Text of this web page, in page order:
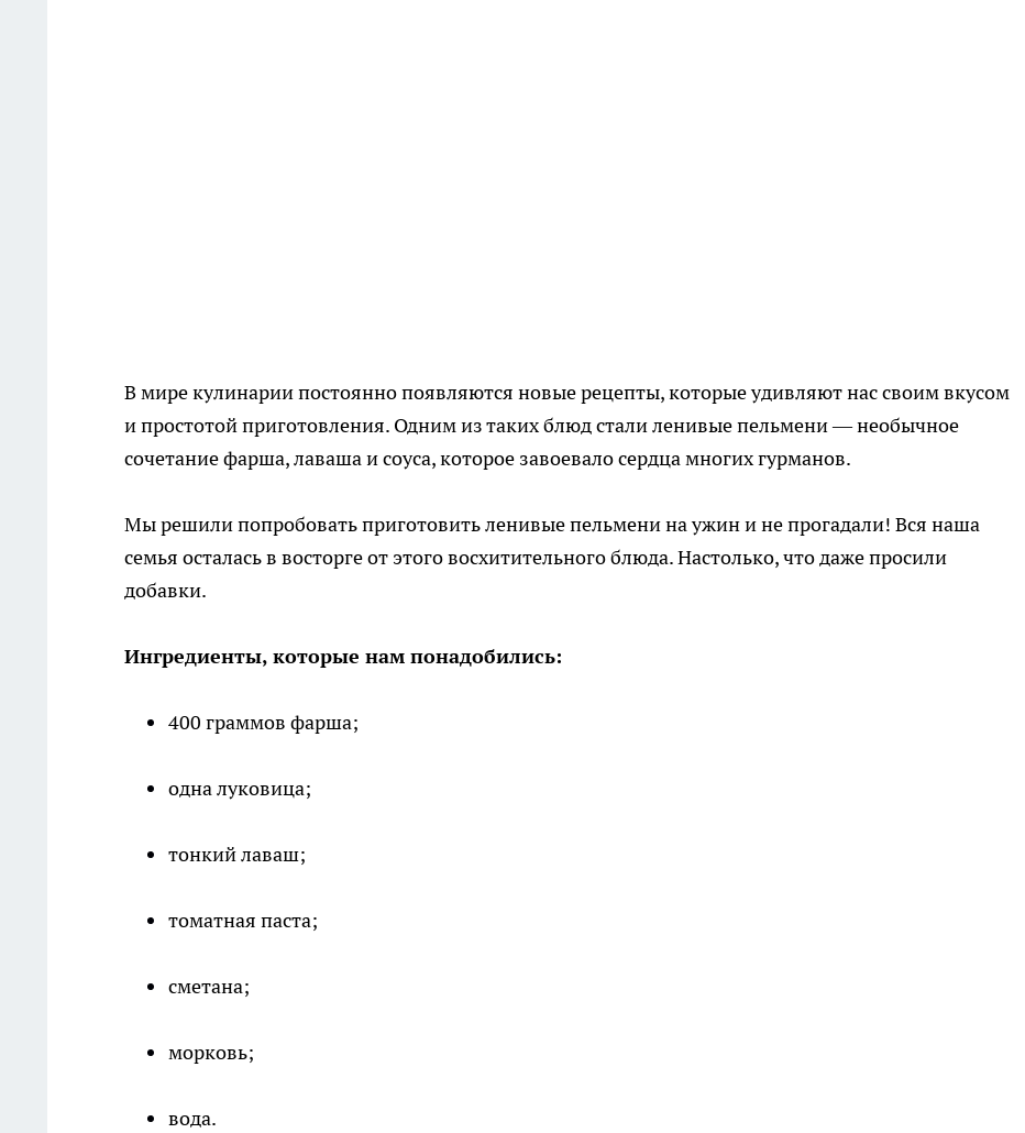
В мире кулинарии постоянно появляются новые рецепты, которые удивляют нас своим вкусом
и простотой приготовления. Одним из таких блюд стали ленивые пельмени — необычное
сочетание фарша, лаваша и соуса, которое завоевало сердца многих гурманов.
Мы решили попробовать приготовить ленивые пельмени на ужин и не прогадали! Вся наша
семья осталась в восторге от этого восхитительного блюда. Настолько, что даже просили
добавки.
Ингредиенты, которые нам понадобились:
400 граммов фарша;
одна луковица;
тонкий лаваш;
томатная паста;
сметана;
морковь;
вода.